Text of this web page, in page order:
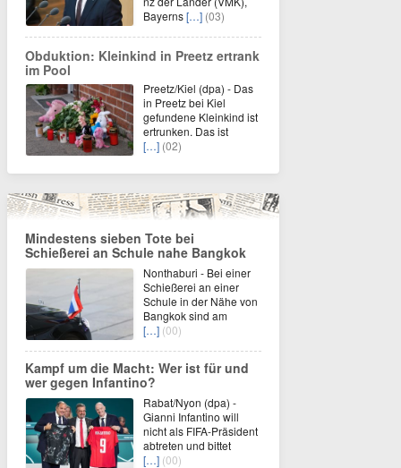
Bayerns[…] (03)
Obduktion: Kleinkind in Preetz ertrank
im Pool
Preetz/Kiel (dpa) - Das
in Preetz bei Kiel
gefundene Kleinkind ist
ertrunken. Das ist
[…] (02)
Mindestens sieben Tote bei
Schießerei an Schule nahe Bangkok
Nonthaburi - Bei einer
Schießerei an einer
Schule in der Nähe von
Bangkok sind am
[…] (00)
Kampf um die Macht: Wer ist für und
wer gegen Infantino?
Rabat/Nyon (dpa) -
Gianni Infantino will
nicht als FIFA-Präsident
abtreten und bittet
[…] (00)